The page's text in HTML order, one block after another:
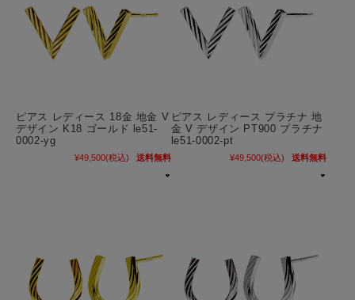
ピアス レディース 18金 地金 V
デザイン K18 ゴールド le51-
0002-yg
¥49,500(税込) 送料無料
ピアス レディース プラチナ 地
金 V デザイン PT900 プラチナ
le51-0002-pt
¥49,500(税込) 送料無料